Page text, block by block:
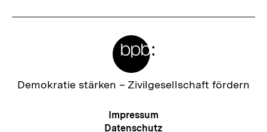
Zur
Demokratie stärken – Zivilgesellschaft fördern
Meta-
Navigation
Impressum
Datenschutz